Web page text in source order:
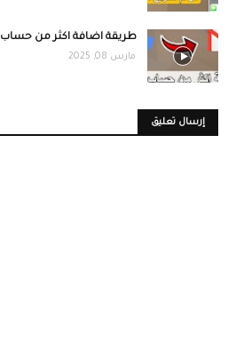
طريقة اضافة اكثر من حساب gmail على الهاتف
مارس 08, 2025
إرسال تعليق